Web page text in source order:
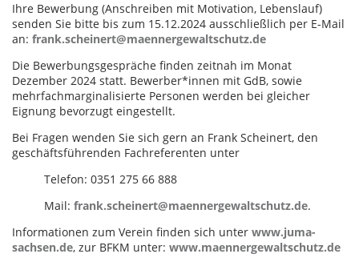
Ihre Bewerbung (Anschreiben mit Motivation, Lebenslauf)
senden Sie bitte bis zum 15.12.2024 ausschließlich per E-Mail
an: frank.scheinert@maennergewaltschutz.de
Die Bewerbungsgespräche finden zeitnah im Monat
Dezember 2024 statt. Bewerber*innen mit GdB, sowie
mehrfachmarginalisierte Personen werden bei gleicher
Eignung bevorzugt eingestellt.
Bei Fragen wenden Sie sich gern an Frank Scheinert, den
geschäftsführenden Fachreferenten unter
Telefon: 0351 275 66 888
Mail: frank.scheinert@maennergewaltschutz.de.
Informationen zum Verein finden sich unter www.juma-
sachsen.de, zur BFKM unter: www.maennergewaltschutz.de